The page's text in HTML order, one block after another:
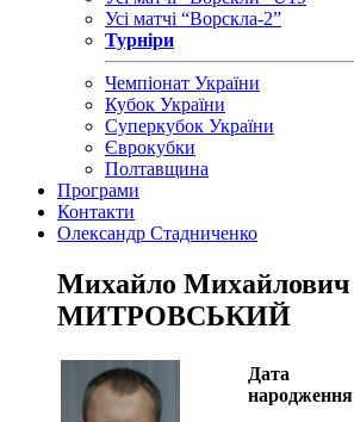
Усі матчі “Ворскла-2”
Турніри
Чемпіонат України
Кубок України
Суперкубок України
Єврокубки
Полтавщина
Програми
Контакти
Олександр Стадниченко
Михайло Михайлович
МИТРОВСЬКИЙ
Дата
народження